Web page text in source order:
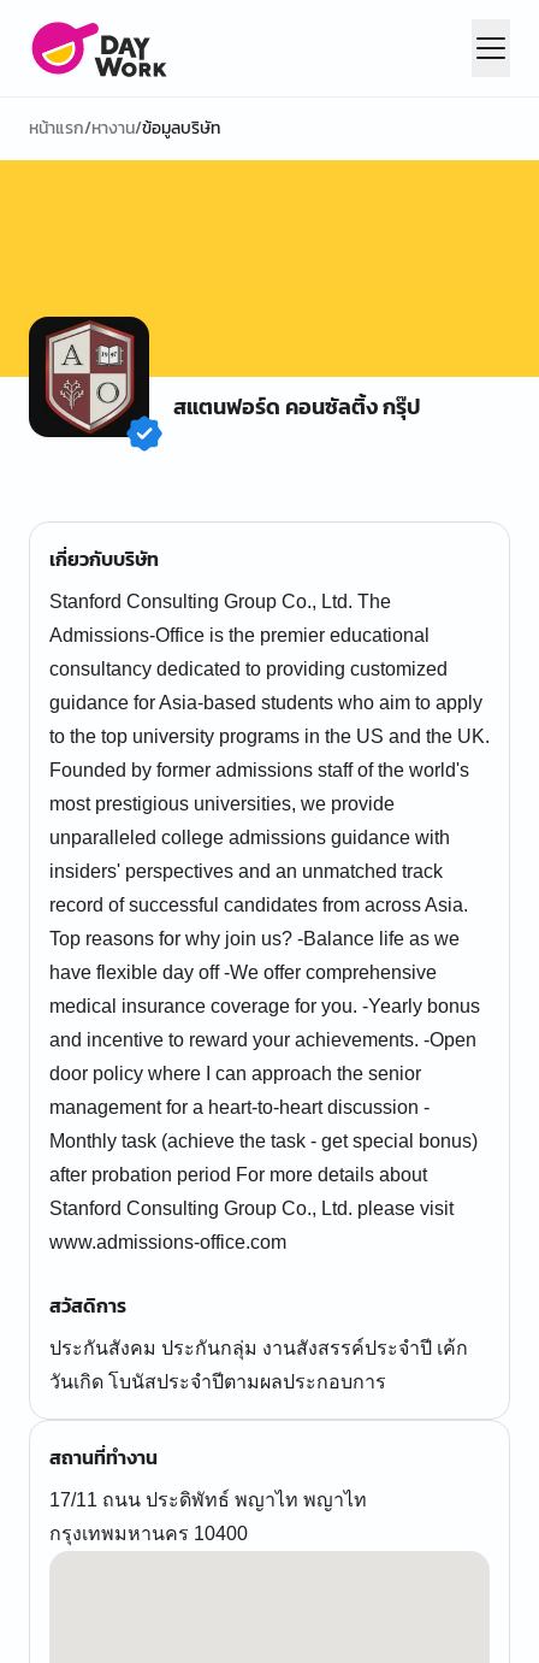
หน้าแรก/หางาน/ข้อมูลบริษัท
สแตนฟอร์ด คอนซัลติ้ง กรุ๊ป
เกี่ยวกับบริษัท
Stanford Consulting Group Co., Ltd. The
Admissions-Office is the premier educational
consultancy dedicated to providing customized
guidance for Asia-based students who aim to apply
to the top university programs in the US and the UK.
Founded by former admissions staff of the world's
most prestigious universities, we provide
unparalleled college admissions guidance with
insiders' perspectives and an unmatched track
record of successful candidates from across Asia.
Top reasons for why join us? -Balance life as we
have flexible day off -We offer comprehensive
medical insurance coverage for you. -Yearly bonus
and incentive to reward your achievements. -Open
door policy where I can approach the senior
management for a heart-to-heart discussion -
Monthly task (achieve the task - get special bonus)
after probation period For more details about
Stanford Consulting Group Co., Ltd. please visit
www.admissions-office.com
สวัสดิการ
ประกันสังคม ประกันกลุ่ม งานสังสรรค์ประจำปี เค้ก
วันเกิด โบนัสประจำปีตามผลประกอบการ
สถานที่ทำงาน
17/11 ถนน ประดิพัทธ์ พญาไท พญาไท
กรุงเทพมหานคร 10400